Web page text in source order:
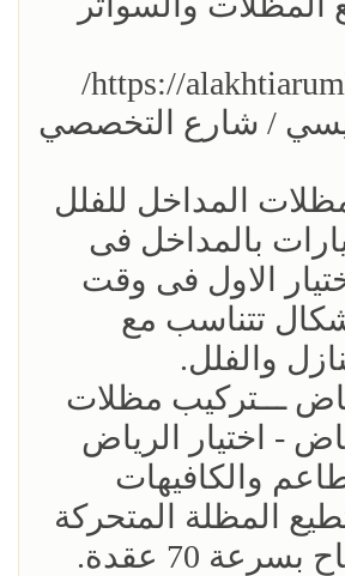
https://
/ شارع التخصصي
المداخل للفلل
بالمداخل فى
الاول فى وقت
تتناسب مع
والفلل.
ـــتركيب مظلات
- اختيار الرياض
والكافيهات
المظلة المتحركة
70 عقدة.